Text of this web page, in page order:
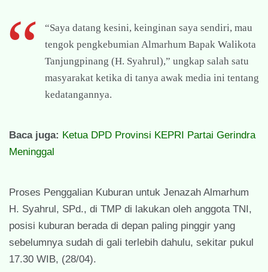
“Saya datang kesini, keinginan saya sendiri, mau
tengok pengkebumian Almarhum Bapak Walikota
Tanjungpinang (H. Syahrul),” ungkap salah satu
masyarakat ketika di tanya awak media ini tentang
kedatangannya.
Baca juga: Ketua DPD Provinsi KEPRI Partai Gerindra
Meninggal
Proses Penggalian Kuburan untuk Jenazah Almarhum
H. Syahrul, SPd., di TMP di lakukan oleh anggota TNI,
posisi kuburan berada di depan paling pinggir yang
sebelumnya sudah di gali terlebih dahulu, sekitar pukul
17.30 WIB, (28/04).